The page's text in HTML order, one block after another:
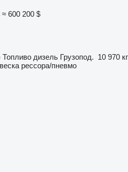
≈ 600 200 $
Топливо дизель Грузопод. 10 970 кг
рессора/пневмо